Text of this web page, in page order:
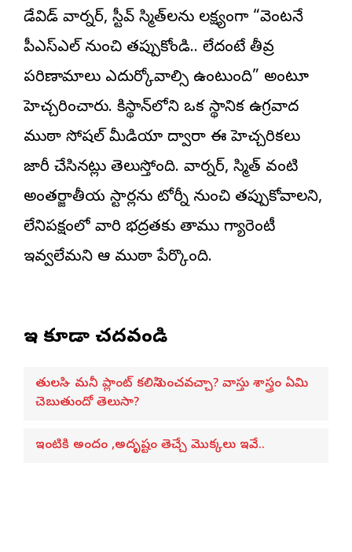
డేవిడ్ వార్నర్, స్టీవ్ స్మిత్‌లను లక్ష్యంగా “వెంటనే
పీఎస్ఎల్ నుంచి తప్పుకోండి.. లేదంటే తీవ్ర
పరిణామాలు ఎదుర్కోవాల్సి ఉంటుంది” అంటూ
హెచ్చరించారు. పాకిస్థాన్‌లోని ఒక స్థానిక ఉగ్రవాద
ముఠా సోషల్ మీడియా ద్వారా ఈ హెచ్చరికలు
జారీ చేసినట్లు తెలుస్తోంది. వార్నర్, స్మిత్ వంటి
అంతర్జాతీయ స్టార్లను టోర్నీ నుంచి తప్పుకోవాలని,
లేనిపక్షంలో వారి భద్రతకు తాము గ్యారెంటీ
ఇవ్వలేమని ఆ ముఠా పేర్కొంది.
ఇవి కూడా చదవండి
తులసి – మనీ ప్లాంట్ కలిసి పెంచవచ్చా? వాస్తు శాస్త్రం ఏమి
చెబుతుందో తెలుసా?
ఇంటికి అందం ,అదృష్టం తెచ్చే మొక్కలు ఇవే..